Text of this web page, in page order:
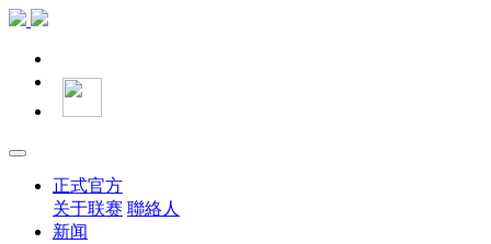
正式官方
关于联赛 聯絡人
新闻